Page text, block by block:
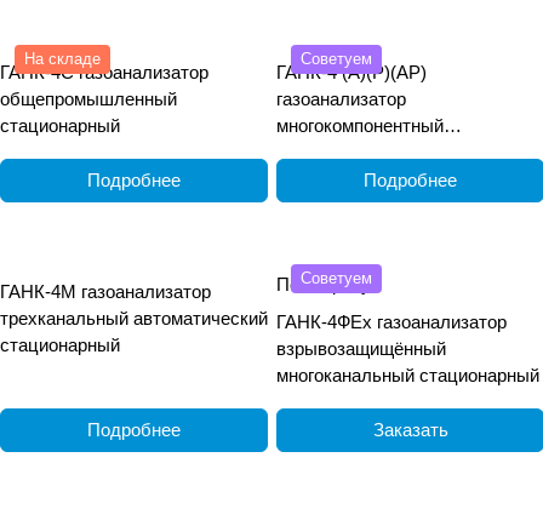
На складе
ГАНК-4С газоанализатор
общепромышленный
стационарный
Подробнее
Советуем
ГАНК-4 (А)(Р)(АР)
газоанализатор
многокомпонентный
переноснойПодробнее
ГАНК-4М газоанализатор
трехканальный автоматический
стационарный
Подробнее
Советуем
По запросу
ГАНК-4ФEx газоанализатор
взрывозащищённый
многоканальный стационарный
Заказать